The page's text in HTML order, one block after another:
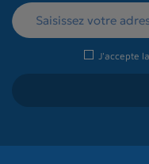
J'accepte la